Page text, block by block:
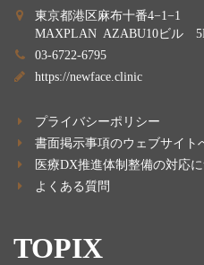
東京都港区麻布十番4−1−1
MAXPLAN AZABU10ビル
03-6722-6795
https://newface.clinic
プライバシーポリシー
書面掲示事項のウェブサイト
医療DX推進体制整備の対応
よくある質問
TOPIX